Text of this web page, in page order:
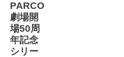
PARCO
劇場開
場50周
年記念
シリー